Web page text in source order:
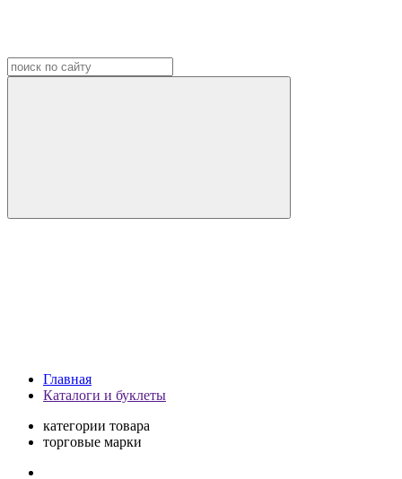
Главная
Каталоги и буклеты
категории товара
торговые марки